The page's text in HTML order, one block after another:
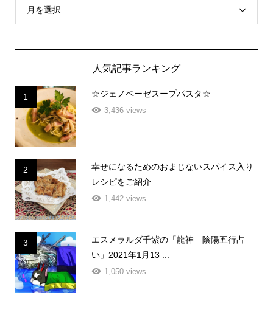
月を選択
人気記事ランキング
1 ☆ジェノベーゼスープパスタ☆
3,436 views
2
幸せになるためのおまじないスパイス入り
レシピをご紹介
1,442 views
3
エスメラルダ千紫の「龍神 陰陽五行占
い」2021年1月13 ...
1,050 views